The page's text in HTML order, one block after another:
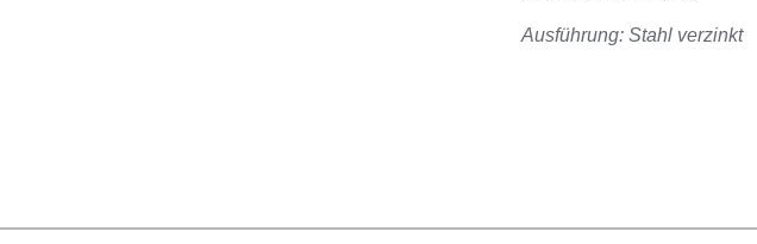
Ausführung: Stahl verzinkt